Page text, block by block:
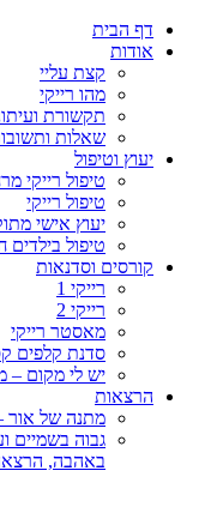
דף הבית
אודות
קצת עליי
מהו רייקי
תקשורת
שאלות
יעוץ וטיפול
טיפול רייקי
טיפול רייקי
יעוץ אישי
טיפול בילדים
קורסים וסדנאות
רייקי 1
רייקי 2
מאסטר רייקי
סדנת קלפים
יש לי מקום –
הרצאות
מתנה של אור
גבוה בשמיים
באהבה, הרצאה